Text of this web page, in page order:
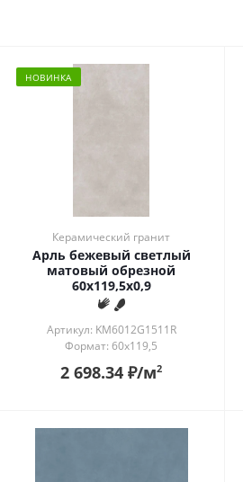
НОВИНКА
Керамический гранит
Арль бежевый светлый
матовый обрезной
60x119,5x0,9
Артикул: KM6012G1511R
Формат: 60x119,5
2 698.34 ₽/м2